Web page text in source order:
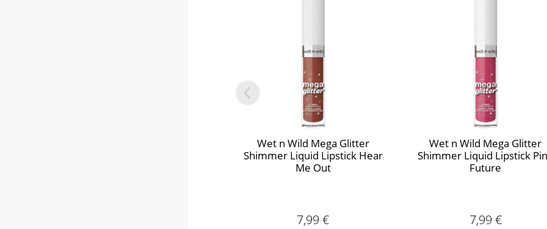
Wet n Wild Mega Glitter
Shimmer Liquid Lipstick Hear
Me Out
7,99€
Wet n Wild Mega Glitter
Shimmer Liquid Lipstick
Future
7,99 €